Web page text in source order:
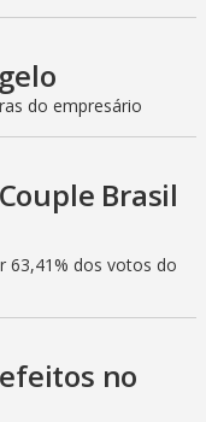
do empresário
Brasil
63,41% dos votos do
no